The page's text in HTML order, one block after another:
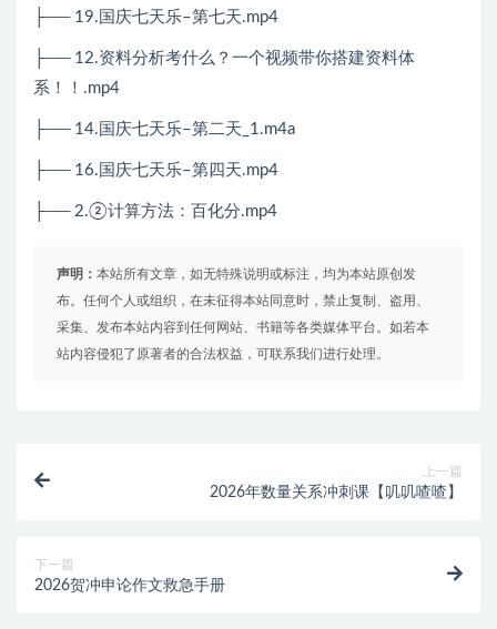
├── 19.国庆七天乐–第七天.mp4
├── 12.资料分析考什么？一个视频带你搭建资料体
系！！.mp4
├── 14.国庆七天乐–第二天_1.m4a
├── 16.国庆七天乐–第四天.mp4
├──2.②计算方法：百化分.mp4
声明： 本站所有文章，如无特殊说明或标注，均为本站原创发
布。任何个人或组织，在未征得本站同意时，禁止复制、盗用、
采集、发布本站内容到任何网站、书籍等各类媒体平台。如若本
站内容侵犯了原著者的合法权益，可联系我们进行处理。
上一篇
2026年数量关系冲刺课【叽叽喳喳】
下一篇
2026贺冲申论作文救急手册